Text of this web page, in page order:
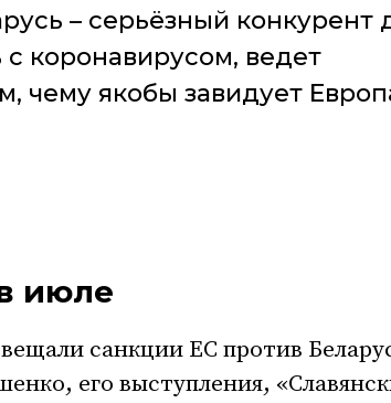
– серьёзный конкурент
коронавирусом, ведет
чему якобы завидует
июле
санкции ЕС против
его выступления,